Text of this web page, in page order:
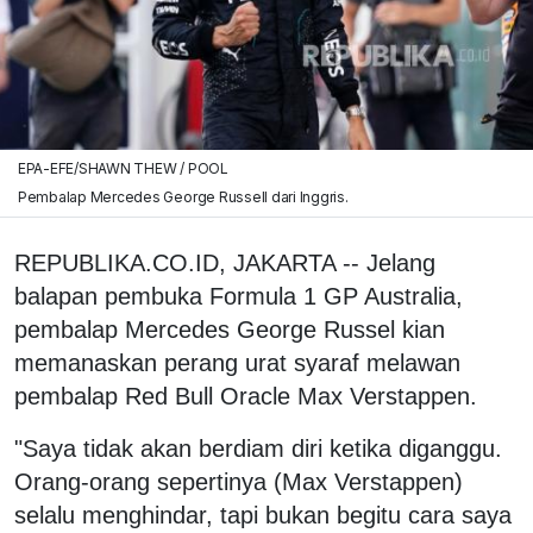
EPA-EFE/SHAWN THEW / POOL
Pembalap Mercedes George Russell dari Inggris.
REPUBLIKA.CO.ID, JAKARTA -- Jelang
balapan pembuka Formula 1 GP Australia,
pembalap Mercedes George Russel kian
memanaskan perang urat syaraf melawan
pembalap Red Bull Oracle Max Verstappen.
"Saya tidak akan berdiam diri ketika diganggu.
Orang-orang sepertinya (Max Verstappen)
selalu menghindar, tapi bukan begitu cara saya